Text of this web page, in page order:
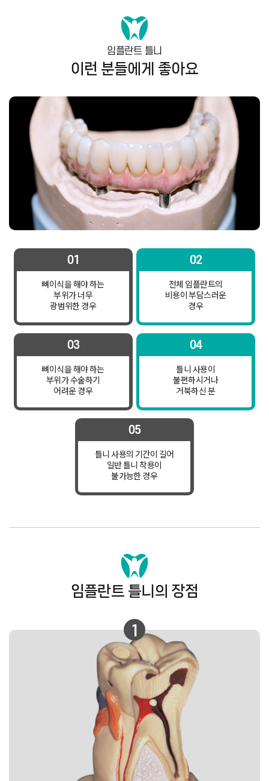
임플란트 틀니
이런 분들에게 좋아요
01
뼈이식을 해야 하는
부위가 너무
광범위한 경우
02
전체 임플란트의
비용이 부담스러운
경우
03
뼈이식을 해야 하는
부위가 수술하기
어려운 경우
04
틀니 사용이
불편하시거나
거북하신 분
05
틀니 사용의 기간이 길어
일반 틀니 착용이
불가능한 경우
임플란트 틀니의 장점
1